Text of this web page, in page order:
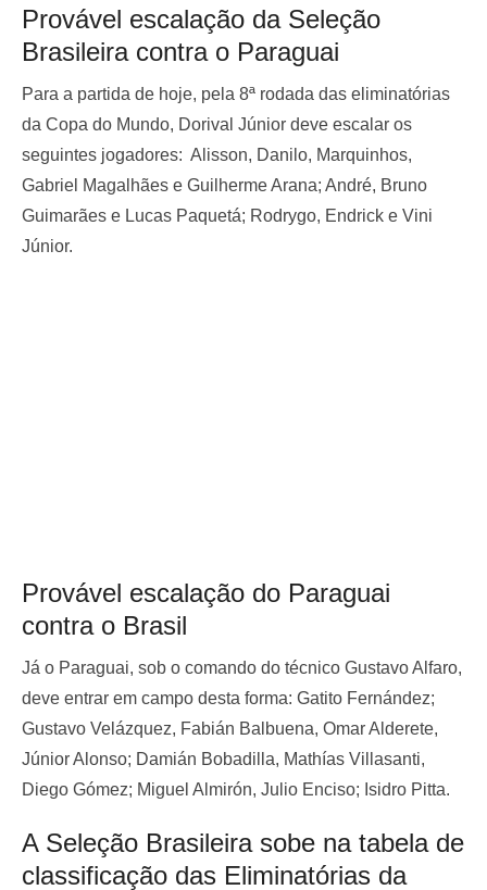
Provável escalação da Seleção
Brasileira contra o Paraguai
Para a partida de hoje, pela 8ª rodada das eliminatórias
da Copa do Mundo, Dorival Júnior deve escalar os
seguintes jogadores: Alisson, Danilo, Marquinhos,
Gabriel Magalhães e Guilherme Arana; André, Bruno
Guimarães e Lucas Paquetá; Rodrygo, Endrick e Vini
Júnior.
Provável escalação do Paraguai
contra o Brasil
Já o Paraguai, sob o comando do técnico Gustavo Alfaro,
deve entrar em campo desta forma: Gatito Fernández;
Gustavo Velázquez, Fabián Balbuena, Omar Alderete,
Júnior Alonso; Damián Bobadilla, Mathías Villasanti,
Diego Gómez; Miguel Almirón, Julio Enciso; Isidro Pitta.
A Seleção Brasileira sobe na tabela de
classificação das Eliminatórias da